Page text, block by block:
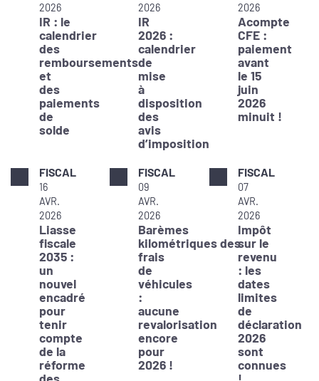
2026
IR : le
calendrier
des
remboursements
et
des
paiements
de
solde
2026
IR
2026 :
calendrier
de
mise
à
disposition
des
avis
d’imposition
2026
Acompte
CFE :
paiement
avant
le 15
juin
2026
minuit !
FISCAL
16
AVR.
2026
Liasse
fiscale
2035 :
un
nouvel
encadré
pour
tenir
compte
de la
réforme
FISCAL
09
AVR.
2026
Barèmes
kilométriques des
frais
de
véhicules
:
aucune
revalorisation
encore
pour
2026 !
FISCAL
07
AVR.
2026
Impôt
sur le
revenu
: les
dates
limites
de
déclaration
2026
sont
connues